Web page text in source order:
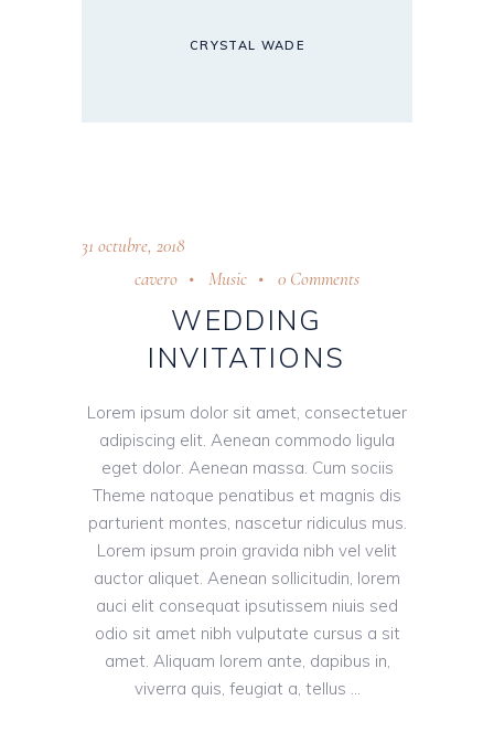
CRYSTAL WADE
31 octubre, 2018
cavero
Music 0 Comments
WEDDING
INVITATIONS
Lorem ipsum dolor sit amet, consectetuer
adipiscing elit. Aenean commodo ligula
eget dolor. Aenean massa. Cum sociis
Theme natoque penatibus et magnis dis
parturient montes, nascetur ridiculus mus.
Lorem ipsum proin gravida nibh vel velit
auctor aliquet. Aenean sollicitudin, lorem
auci elit consequat ipsutissem niuis sed
odio sit amet nibh vulputate cursus a sit
amet. Aliquam lorem ante, dapibus in,
viverra quis, feugiat a, tellus